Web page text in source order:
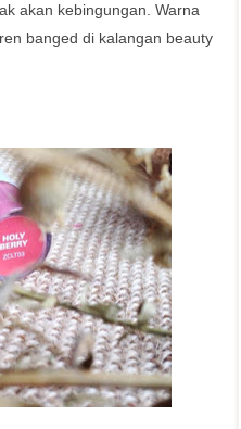
akan kebingungan. Warna
banged di kalangan beauty